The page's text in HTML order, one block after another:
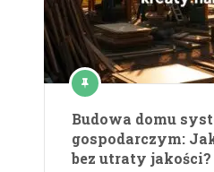
Budowa domu
gospodarczym:
bez utraty jakości?